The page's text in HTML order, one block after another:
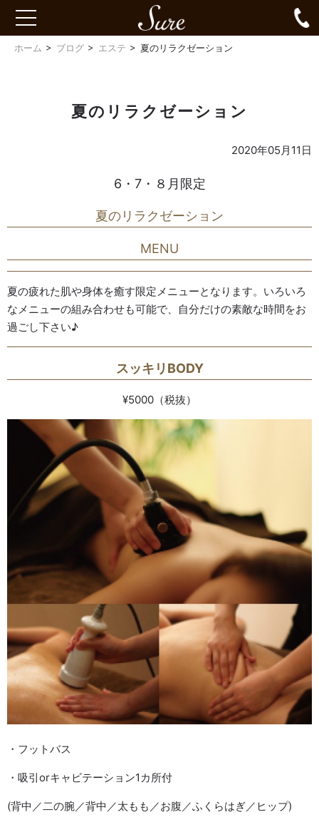
toggle
ホーム ブログ エステ 夏のリラクゼーション
夏のリラクゼーション
2020年05月11日
6・7・８月限定
夏のリラクゼーション
MENU
夏の疲れた肌や身体を癒す限定メニューとなります。いろいろ
なメニューの組み合わせも可能で、自分だけの素敵な時間をお
過ごし下さい♪
スッキリBODY
¥5000（税抜）
・フットバス
・吸引orキャビテーション1カ所付
(背中／二の腕／背中／太もも／お腹／ふくらはぎ／ヒップ)